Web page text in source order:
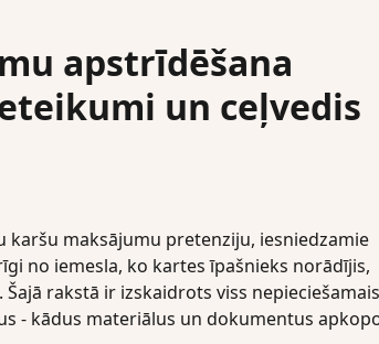
apstrīdēšana
un ceļvedis
karšu maksājumu pretenziju, iesniedzamie
no iemesla, ko kartes īpašnieks norādījis,
rakstā ir izskaidrots viss
- kādus materiālus un dokumentus